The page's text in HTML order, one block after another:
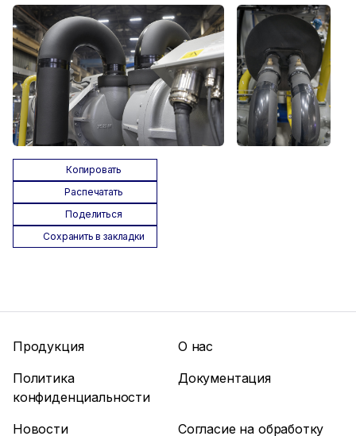
Копировать
Распечатать
Поделиться
Сохранить в закладки
Продукция
О нас
Политика
конфиденциальности
Документация
Новости Согласие на обработку